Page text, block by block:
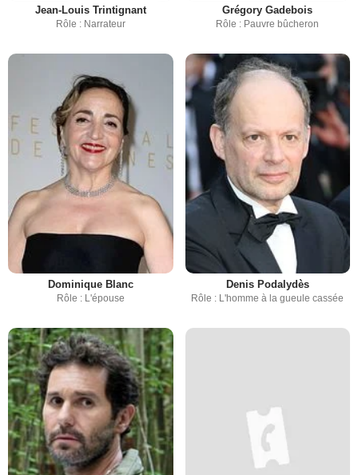
Jean-Louis Trintignant
Rôle : Narrateur
Grégory Gadebois
Rôle : Pauvre bûcheron
Dominique Blanc
Rôle : L'épouse
Denis Podalydès
Rôle : L'homme à la gueule cassée